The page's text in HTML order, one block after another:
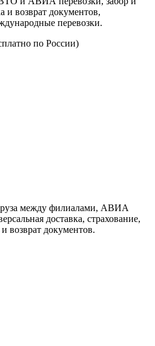
и возврат документов,
перевозки.
по России)
между филиалами, АВИА
доставка, страхование,
возврат документов.